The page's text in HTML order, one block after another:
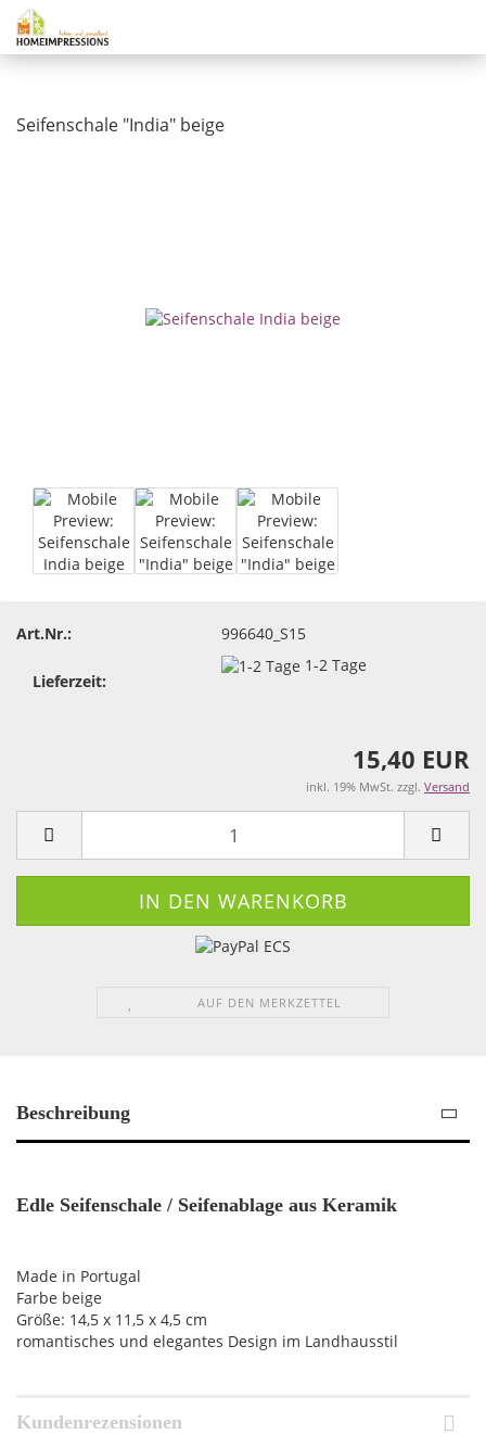
Seifenschale "India" beige
Art.Nr.: 996640_S15
Lieferzeit:
1-2 Tage
15,40 EUR
inkl. 19% MwSt. zzgl. Versand
AUF DEN MERKZETTEL
Beschreibung
Edle Seifenschale / Seifenablage aus Keramik
Made in Portugal
Farbe beige
Größe: 14,5 x 11,5 x 4,5 cm
romantisches und elegantes Design im Landhausstil
Kundenrezensionen